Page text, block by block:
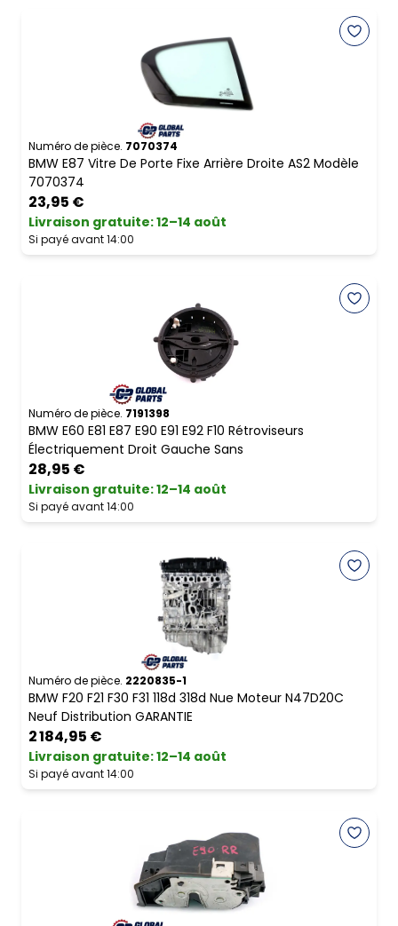
Numéro de pièce. 7070374
BMW E87 Vitre De Porte Fixe Arrière Droite AS2 Modèle
7070374
23,95 €
Livraison gratuite:12–14 août
Si payé avant 14:00
Numéro de pièce. 7191398
BMW E60 E81 E87 E90 E91 E92 F10 Rétroviseurs
Électriquement Droit Gauche Sans
28,95 €
Livraison gratuite:12–14 août
Si payé avant 14:00
Numéro de pièce. 2220835-1
BMW F20 F21 F30 F31 118d 318d Nue Moteur N47D20C
Neuf Distribution GARANTIE
2 184,95 €
Livraison gratuite:12–14 août
Si payé avant 14:00